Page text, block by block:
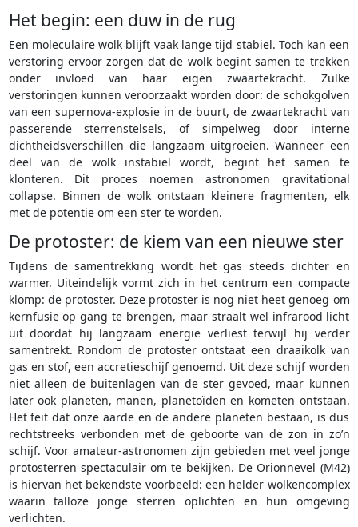
Het begin: een duw in de rug
Een moleculaire wolk blijft vaak lange tijd stabiel. Toch kan een
verstoring ervoor zorgen dat de wolk begint samen te trekken
onder invloed van haar eigen zwaartekracht. Zulke
verstoringen kunnen veroorzaakt worden door: de schokgolven
van een supernova-explosie in de buurt, de zwaartekracht van
passerende sterrenstelsels, of simpelweg door interne
dichtheidsverschillen die langzaam uitgroeien. Wanneer een
deel van de wolk instabiel wordt, begint het samen te
klonteren. Dit proces noemen astronomen gravitational
collapse. Binnen de wolk ontstaan kleinere fragmenten, elk
met de potentie om een ster te worden.
De protoster: de kiem van een nieuwe ster
Tijdens de samentrekking wordt het gas steeds dichter en
warmer. Uiteindelijk vormt zich in het centrum een compacte
klomp: de protoster. Deze protoster is nog niet heet genoeg om
kernfusie op gang te brengen, maar straalt wel infrarood licht
uit doordat hij langzaam energie verliest terwijl hij verder
samentrekt. Rondom de protoster ontstaat een draaikolk van
gas en stof, een accretieschijf genoemd. Uit deze schijf worden
niet alleen de buitenlagen van de ster gevoed, maar kunnen
later ook planeten, manen, planetoïden en kometen ontstaan.
Het feit dat onze aarde en de andere planeten bestaan, is dus
rechtstreeks verbonden met de geboorte van de zon in zo’n
schijf. Voor amateur-astronomen zijn gebieden met veel jonge
protosterren spectaculair om te bekijken. De Orionnevel (M42)
is hiervan het bekendste voorbeeld: een helder wolkencomplex
waarin talloze jonge sterren oplichten en hun omgeving
verlichten.